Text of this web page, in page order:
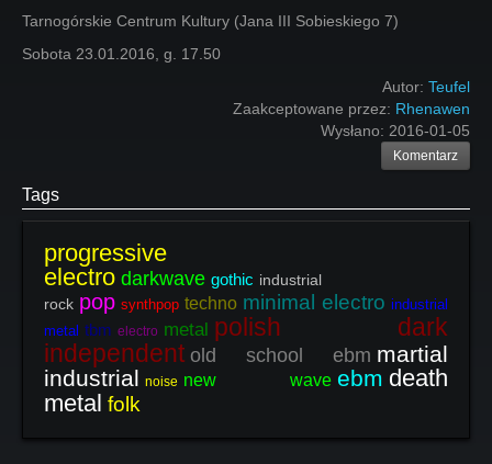
Tarnogórskie Centrum Kultury (Jana III Sobieskiego 7)
Sobota 23.01.2016, g. 17.50
Autor: Teufel
Zaakceptowane przez: Rhenawen
Wysłano: 2016-01-05
Komentarz
Tags
progressive
electro darkwave gothic industrial
rock pop synthpop techno minimal electro industrial
metal tbm electro metal polish dark
independent old school ebm martial
industrial noise new wave ebm death
metal folk